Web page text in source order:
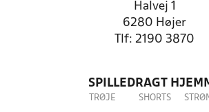
Halvej 1
6280 Højer
Tlf: 2190 3870
SPILLEDRAGT
TRØJE SHORTS